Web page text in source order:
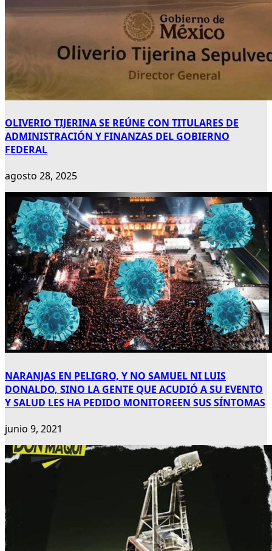
OLIVERIO TIJERINA SE REÚNE CON TITULARES DE
ADMINISTRACIÓN Y FINANZAS DEL GOBIERNO
FEDERAL
agosto 28, 2025
NARANJAS EN PELIGRO, Y NO SAMUEL NI LUIS
DONALDO, SINO LA GENTE QUE ACUDIÓ A SU EVENTO
Y SALUD LES HA PEDIDO MONITOREEN SUS SÍNTOMAS
junio 9, 2021